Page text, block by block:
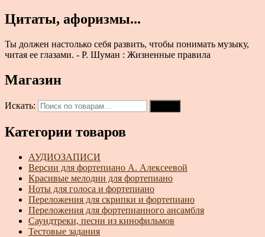
Цитаты, афоризмы...
Ты должен настолько себя развить, чтобы понимать музыку,
читая ее глазами. - Р. Шуман : Жизненные правила
Магазин
Искать:
Категории товаров
АУДИОЗАПИСИ
Версии для фортепиано А. Алексеевой
Красивые мелодии для фортепиано
Ноты для голоса и фортепиано
Переложения для скрипки и фортепиано
Переложения для фортепианного ансамбля
Саундтреки, песни из кинофильмов
Тестовые задания